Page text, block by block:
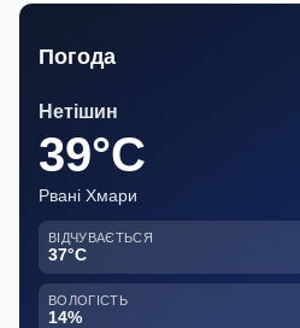
Погода
Нетішин
39°C
Рвані Хмари
ВІДЧУВАЄТЬСЯ
37°C
ВОЛОГІСТЬ
14%